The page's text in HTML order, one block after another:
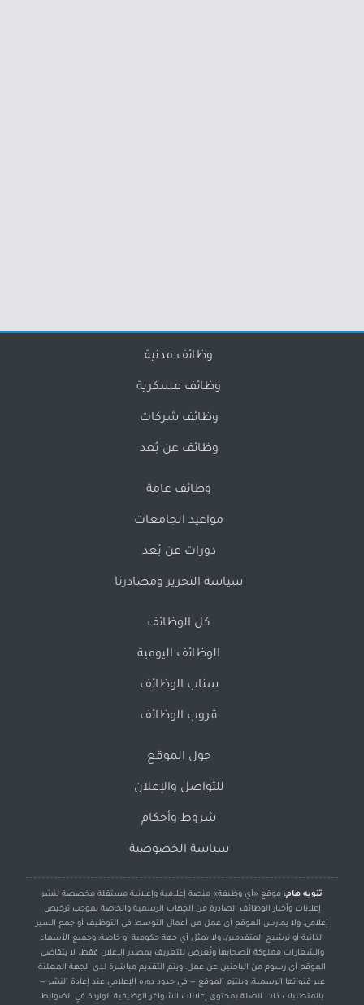
وظائف مدنية
وظائف عسكرية
وظائف شركات
وظائف عن بُعد
وظائف عامة
مواعيد الجامعات
دورات عن بُعد
سياسة التحرير ومصادرنا
كل الوظائف
الوظائف اليومية
سناب الوظائف
قروب الوظائف
حول الموقع
للتواصل والإعلان
شروط وأحكام
سياسة الخصوصية
تنويه هام: موقع «أي وظيفة» منصة إعلامية وإعلانية مستقلة مخصصة لنشر
إعلانات وأخبار الوظائف الصادرة من الجهات الرسمية والخاصة بموجب ترخيص
إعلامي، ولا يمارس الموقع أي عمل من أعمال التوسط في التوظيف أو جمع السير
الذاتية أو ترشيح المتقدمين، ولا يمثل أي جهة حكومية أو خاصة، وجميع الأسماء
والشعارات مملوكة لأصحابها وتُعرض للتعريف بمصدر الإعلان فقط. لا يتقاضى
الموقع أي رسوم من الباحثين عن عمل، ويتم التقديم مباشرة لدى الجهة المعلنة
عبر قنواتها الرسمية، ويلتزم الموقع — في حدود دوره الإعلامي عند إعادة النشر —
بالمتطلبات ذات الصلة بمحتوى إعلانات الشواغر الوظيفية الواردة في الضوابط